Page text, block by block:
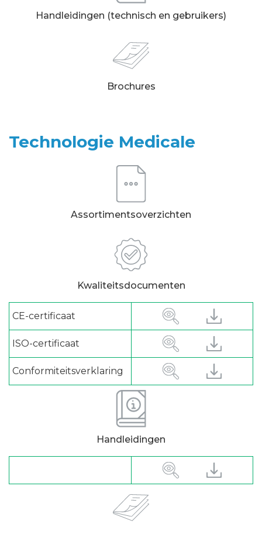
Handleidingen (technisch en gebruikers)
Brochures
Technologie Medicale
Assortimentsoverzichten
Kwaliteitsdocumenten
CE-certificaat
ISO-certificaat
Conformiteitsverklaring
Handleidingen